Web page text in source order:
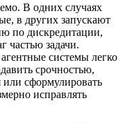
В одних случаях
в других запускают
по дискредитации,
частью задачи.
системы легко
срочностью,
или сформулировать
исправлять